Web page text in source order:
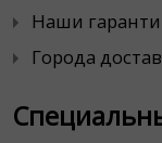
Наши
Города